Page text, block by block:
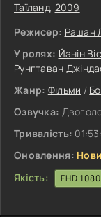
Таїланд, 2009
Режисер: Рашан
У ролях: Йанін
Рунгтаван
Жанр: Фільми /
Озвучка:
Тривалість:
Оновлення:
Якість:
FHD 1080